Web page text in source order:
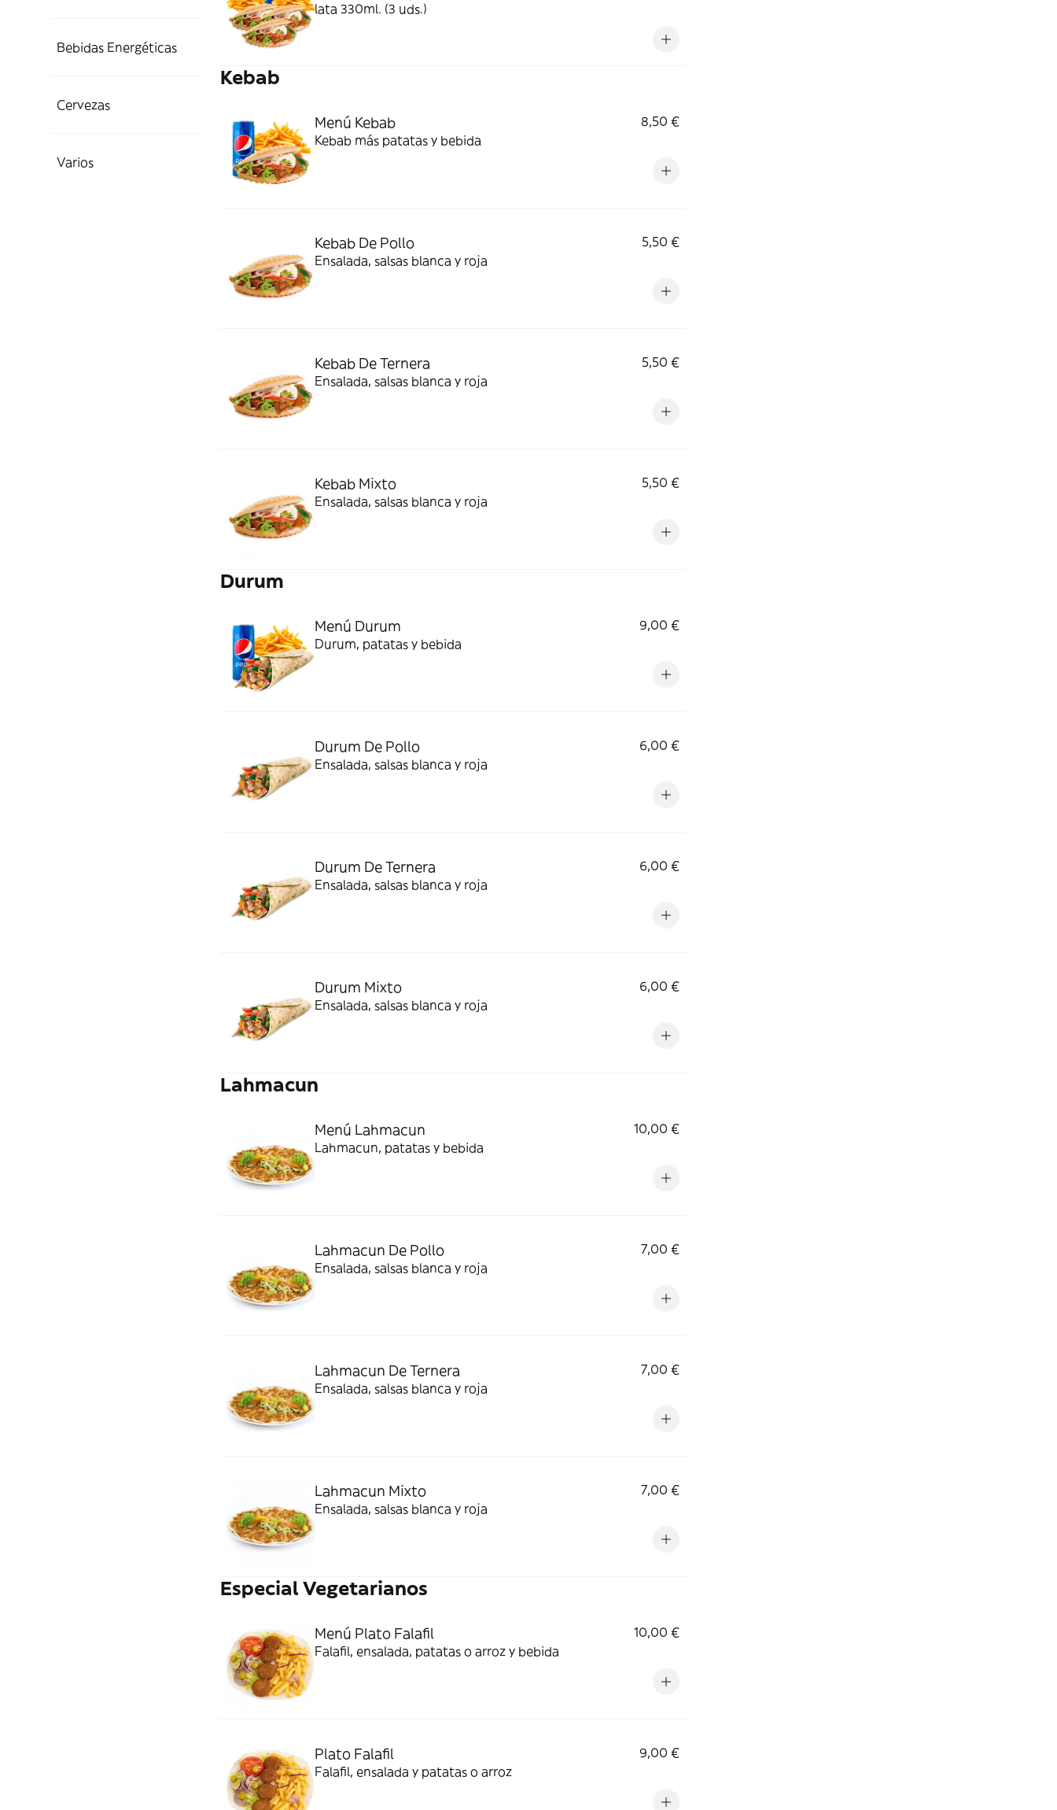
Bebidas Energéticas
Cervezas
Varios
lata 330ml. (3 uds.)
Kebab
Menú Kebab
8,50 €
Kebab más patatas y bebida
Kebab De Pollo
5,50 €
Ensalada, salsas blanca y roja
Kebab De Ternera
5,50 €
Ensalada, salsas blanca y roja
Kebab Mixto
5,50 €
Ensalada, salsas blanca y roja
Durum
Menú Durum
9,00 €
Durum, patatas y bebida
Durum De Pollo
6,00 €
Ensalada, salsas blanca y roja
Durum De Ternera
6,00 €
Ensalada, salsas blanca y roja
Durum Mixto
6,00 €
Ensalada, salsas blanca y roja
Lahmacun
Menú Lahmacun
10,00 €
Lahmacun, patatas y bebida
Lahmacun De Pollo
7,00 €
Ensalada, salsas blanca y roja
Lahmacun De Ternera
7,00 €
Ensalada, salsas blanca y roja
Lahmacun Mixto
7,00 €
Ensalada, salsas blanca y roja
Especial Vegetarianos
Menú Plato Falafil
10,00 €
Falafil, ensalada, patatas o arroz y bebida
Plato Falafil
9,00 €
Falafil, ensalada y patatas o arroz